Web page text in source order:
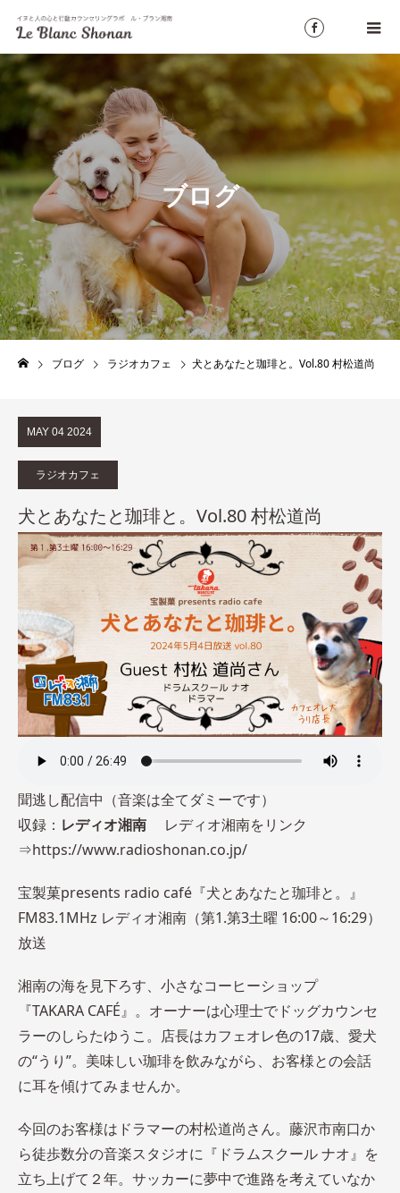
ブログ
ブログ ラジオカフェ 犬とあなたと珈琲と。Vol.80 村松道尚
MAY 04 2024
ラジオカフェ
犬とあなたと珈琲と。Vol.80 村松道尚
聞逃し配信中（音楽は全てダミーです）
収録： レディオ湘南 レディオ湘南をリンク
⇒https://www.radioshonan.co.jp/
宝製菓presents radio café『犬とあなたと珈琲と。』
FM83.1MHz レディオ湘南（第1.第3土曜 16:00～16:29）
放送
湘南の海を見下ろす、小さなコーヒーショップ
『TAKARA CAFÉ』。オーナーは心理士でドッグカウンセ
ラーのしらたゆうこ。店長はカフェオレ色の17歳、愛犬
の“うり”。美味しい珈琲を飲みながら、お客様との会話
に耳を傾けてみませんか。
今回のお客様はドラマーの村松道尚さん。藤沢市南口か
ら徒歩数分の音楽スタジオに『ドラムスクール ナオ』を
立ち上げて２年。サッカーに夢中で進路を考えていなか